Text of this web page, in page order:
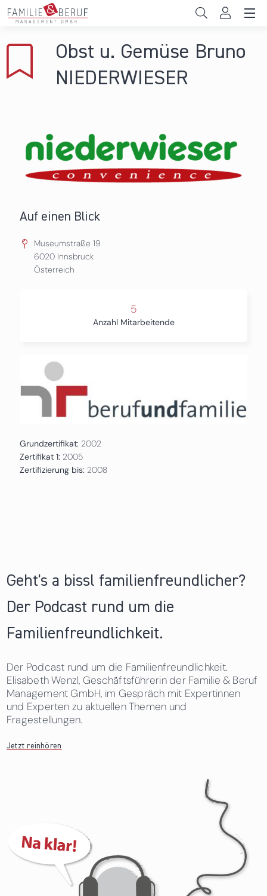
Direkt zum Inhalt
Gemeinden
Das sind wir
News & Events
Obst u. Gemüse Bruno
NIEDERWIESER
Auf einen Blick
Museumstraße 19
6020 Innsbruck
Österreich
5
Anzahl Mitarbeitende
Grundzertifikat: 2002
Zertifikat 1: 2005
Zertifizierung bis: 2008
Geht's a bissl familienfreundlicher?
Der Podcast rund um die
Familienfreundlichkeit.
Der Podcast rund um die Familienfreundlichkeit.
Elisabeth Wenzl, Geschäftsführerin der Familie & Beruf
Management GmbH, im Gespräch mit Expertinnen
und Experten zu aktuellen Themen und
Fragestellungen.
Jetzt reinhören